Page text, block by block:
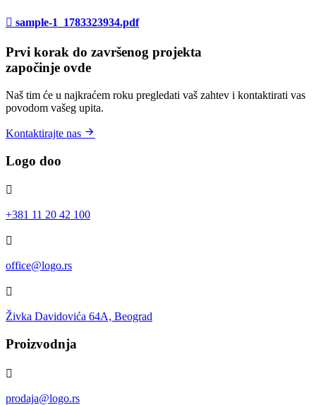
sample-1_1783323934.pdf
Prvi korak do završenog projekta
započinje ovde
Naš tim će u najkraćem roku pregledati vaš zahtev i kontaktirati vas
povodom vašeg upita.
Kontaktirajte nas
Logo doo
+381 11 20 42 100
office@logo.rs
Živka Davidovića 64A, Beograd
Proizvodnja
prodaja@logo.rs